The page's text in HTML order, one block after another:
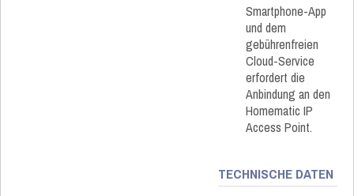
Smartphone-App
und dem
gebührenfreien
Cloud-Service
erfordert die
Anbindung an den
Homematic IP
Access Point.
TECHNISCHE DATEN